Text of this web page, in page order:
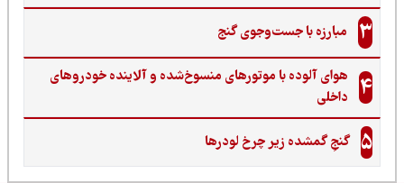
مبارزه با جست‌وجوی گنج‌
هوای آلوده با موتورهای منسوخ‌شده و آلاینده خودروهای
داخلی
گنجِ گمشده زیر چرخ لودرها